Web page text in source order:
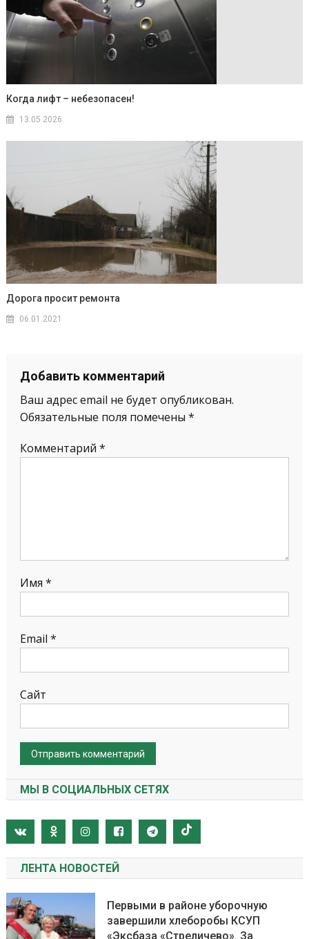
Когда лифт – небезопасен!
13.05.2026
Дорога просит ремонта
06.01.2021
Добавить комментарий
Ваш адрес email не будет опубликован.
Обязательные поля помечены *
Комментарий *
Имя *
Email *
Сайт
МЫ В СОЦИАЛЬНЫХ СЕТЯХ
ЛЕНТА НОВОСТЕЙ
Первыми в районе уборочную
завершили хлеборобы КСУП
«Эксбаза «Стреличево». За